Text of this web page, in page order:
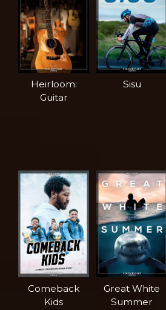
Heirloom:
Guitar
Sisu
Comeback
Kids
Great White
Summer